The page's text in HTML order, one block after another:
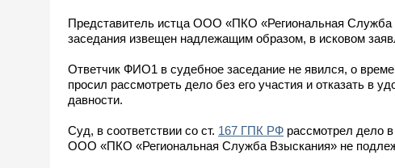
Представитель истца ООО «ПКО «Региональная Служба
заседания извещен надлежащим образом, в исковом
Ответчик ФИО1 в судебное заседание не явился, о
просил рассмотреть дело без его участия и отказать в
давности.
Суд, в соответствии со ст. 167 ГПК РФ рассмотрел дело
ООО «ПКО «Региональная Служба Взыскания» не